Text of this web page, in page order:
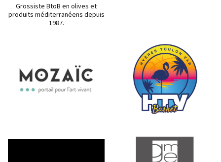
Grossiste BtoB en olives et
produits méditerranéens depuis
1987.